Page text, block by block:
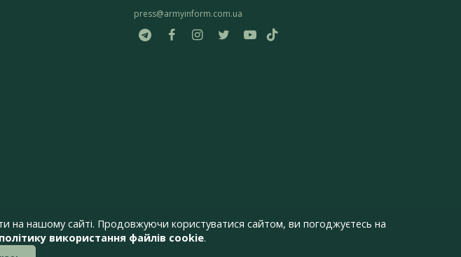
press@armyinform.com.ua
нашому сайті. Продовжуючи користуватися сайтом, ви погоджуєтесь на
політику використання файлів cookie.